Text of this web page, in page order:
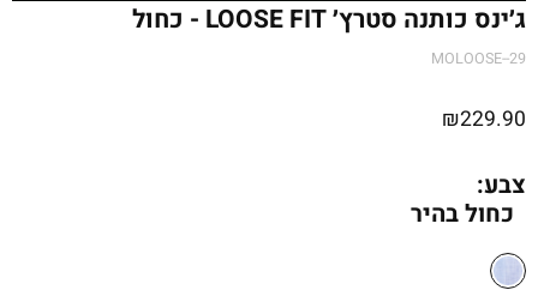
ג׳ינס כותנה סטרץ׳ LOOSE FIT - כחול
MOLOOSE--29
₪229.90
צבע:
כחול בהיר